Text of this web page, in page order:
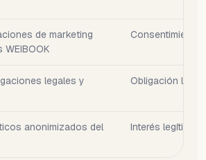
de marketing
Consentimiento
legales y
Obligación legal
anonimizados del
Interés legítimo